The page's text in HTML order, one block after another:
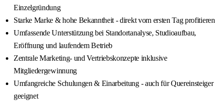
Einzelgründung
Starke Marke & hohe Bekanntheit - direkt vom ersten Tag profitieren
Umfassende Unterstützung bei Standortanalyse, Studioaufbau,
Eröffnung und laufendem Betrieb
Zentrale Marketing- und Vertriebskonzepte inklusive
Mitgliedergewinnung
Umfangreiche Schulungen & Einarbeitung - auch für Quereinsteiger
geeignet